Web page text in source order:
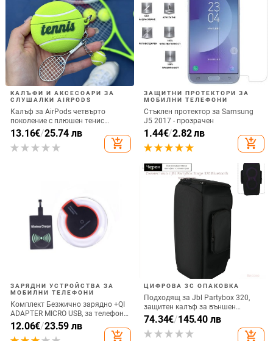
КАЛЪФИ И АКСЕСОАРИ ЗА
СЛУШАЛКИ AIRPODS
Калъф за AirPods четвърто
поколение с плюшен тенис
мотив, силиконов 3D дизайн,
съвместим с AirPods 3 и Pro 2
13.16€/25.74 лв
add_shopping_cart
ЗАЩИТНИ ПРОТЕКТОРИ ЗА
МОБИЛНИ ТЕЛЕФОНИ
Стъклен протектор за Samsung
J5 2017 - прозрачен
1.44€/2.82 лв
add_shopping_cart
ЗАРЯДНИ УСТРОЙСТВА ЗА
МОБИЛНИ ТЕЛЕФОНИ
Комплект Безжично зарядно +QI
ADAPTER MICRO USB, за телефон
+ Qi Безжичен приемник с micro
USB-черен цвят
12.06€/23.59 лв
add_shopping_cart
ЦИФРОВА 3C ОПАКОВКА
Подходящ за Jbl Partybox 320,
защитен калъф за външен
високоговорител, калъф за
количка Stage 320 Audio,
прахозащитно покритие.
74.34€/145.40 лв
add_shopping_cart